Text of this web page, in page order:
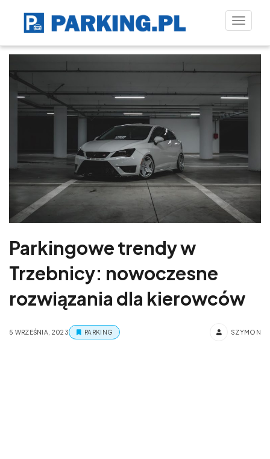
Toggle
Parkingowe trendy w
Trzebnicy: nowoczesne
rozwiązania dla kierowców
5 WRZEŚNIA, 2023 PARKING SZYMON